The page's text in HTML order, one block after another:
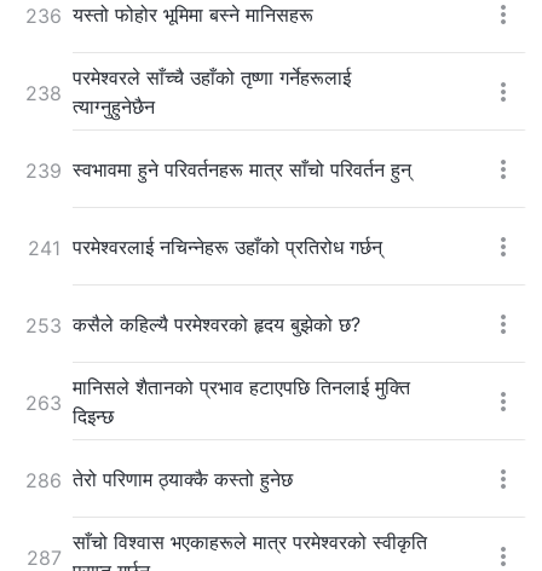
236 यस्तो फोहोर भूमिमा बस्ने मानिसहरू
238
परमेश्‍वरले साँच्चै उहाँको तृष्णा गर्नेहरूलाई
त्याग्नुहुनेछैन
239 स्वभावमा हुने परिवर्तनहरू मात्र साँचो परिवर्तन हुन्
241 परमेश्‍वरलाई नचिन्नेहरू उहाँको प्रतिरोध गर्छन्
253 कसैले कहिल्यै परमेश्‍वरको हृदय बुझेको छ?
263
मानिसले शैतानको प्रभाव हटाएपछि तिनलाई मुक्ति
दिइन्छ
286 तेरो परिणाम ठ्याक्कै कस्तो हुनेछ
287
साँचो विश्‍वास भएकाहरूले मात्र परमेश्‍वरको स्वीकृति